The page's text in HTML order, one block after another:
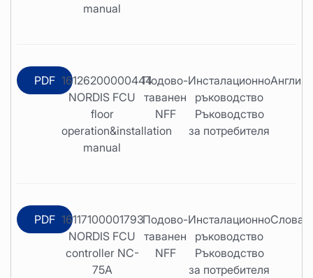
manual
PDF 16126200000444
NORDIS FCU
floor
operation&installation
manual
Подово-
таванен
NFF
Инсталационно
ръководство
Ръководство
за потребителя
PDF 16117100001793
NORDIS FCU
controller NC-
75A
Подово-
таванен
NFF
Инсталационно
ръководство
Ръководство
за потребителя